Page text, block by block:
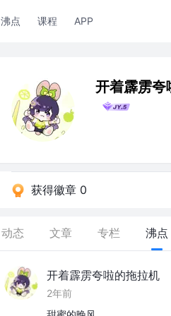
沸点 课程 APP
开着霹雳夸
获得徽章 0
动态 文章 专栏 沸点
开着霹雳夸啦的拖拉机
2年前